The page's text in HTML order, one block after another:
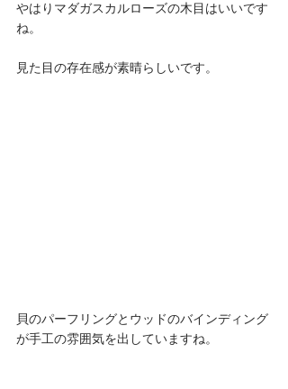
やはりマダガスカルローズの木目はいいです
ね。
見た目の存在感が素晴らしいです。
貝のパーフリングとウッドのバインディング
が手工の雰囲気を出していますね。